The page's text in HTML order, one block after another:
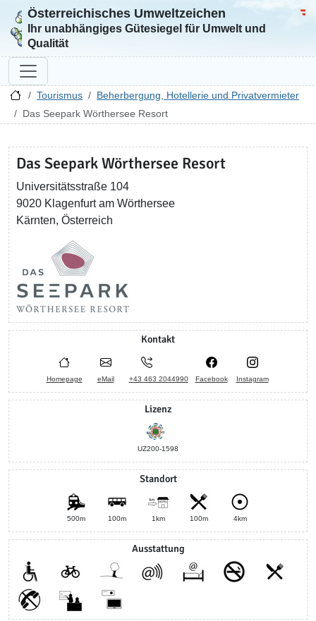
Zur Startseite
Österreichisches Umweltzeichen
Ihr unabhängiges Gütesiegel für Umwelt und
Qualität
Tourismus
Beherbergung, Hotellerie und Privatvermieter
Das Seepark Wörthersee Resort
Das Seepark Wörthersee Resort
Universitätsstraße 104
9020 Klagenfurt am Wörthersee
Kärnten, Österreich
Kontakt
Homepage eMail +43 463 2044990 Facebook Instagram
Lizenz
UZ200-1598
Standort
500m 100m 1km 100m 4km
Ausstattung